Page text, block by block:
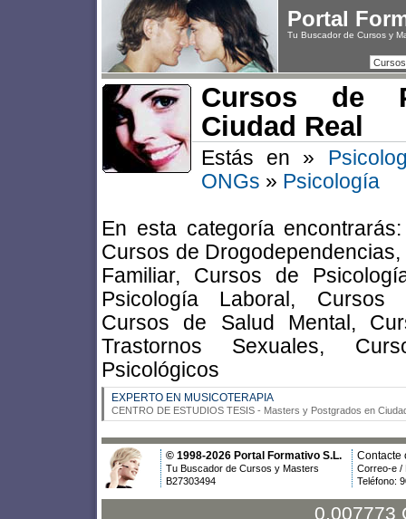
Portal
Tu Buscador de Cursos y
Cursos de
Ciudad Real
Estás en »
ONGs » Psicología
En esta categoría
Cursos de
Familiar, Cursos de
Psicología Laboral, Cursos
Cursos de Salud Mental,
Trastornos Sexuales,
Psicológicos
EXPERTO EN MUSICOTERAPIA
CENTRO DE ESTUDIOS TESIS - Masters y Postgrados en
© 1998-2026 Portal Formativo S.L.
Tu Buscador de Cursos y Masters
B27303494
Contacte
Correo-e /
Teléfono:
0,007773